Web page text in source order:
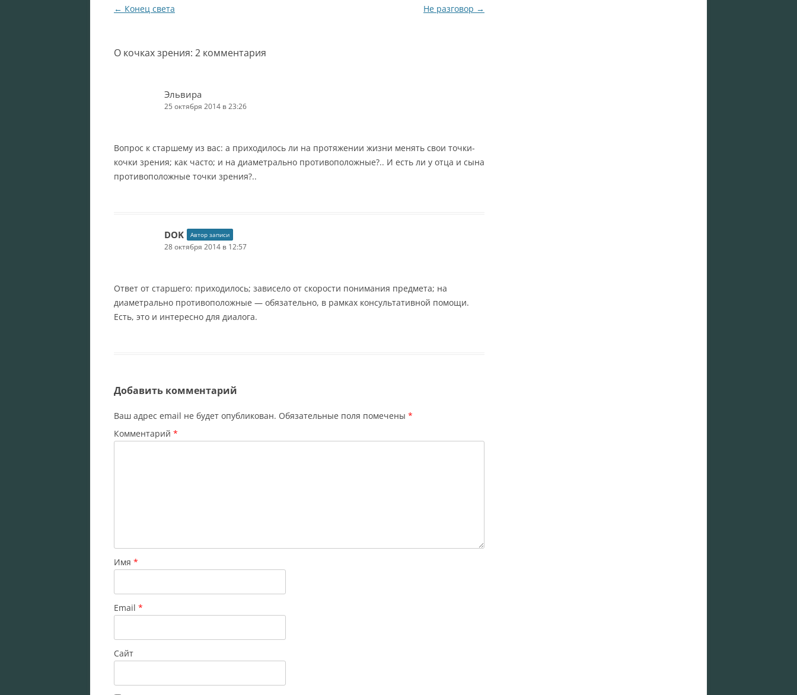
Навигация
← Конец света Не разговор →
О кочках зрения: 2 комментария
Эльвира
25 октября 2014 в 23:26
Вопрос к старшему из вас: а приходилось ли на протяжении жизни менять свои точки-
кочки зрения; как часто; и на диаметрально противоположные?.. И есть ли у отца и сына
противоположные точки зрения?..
DOK Автор записи
28 октября 2014 в 12:57
Ответ от старшего: приходилось; зависело от скорости понимания предмета; на
диаметрально противоположные — обязательно, в рамках консультативной помощи.
Есть, это и интересно для диалога.
Добавить комментарий
Ваш адрес email не будет опубликован. Обязательные поля помечены *
Комментарий *
Имя *
Email *
Сайт